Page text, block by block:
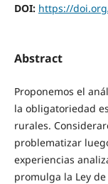
DOI: https://
Abstract
Proponemos el
la obligatoriedad
rurales.
problematizar
experiencias
promulga la Ley